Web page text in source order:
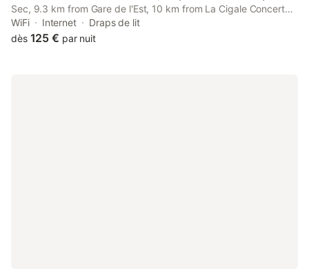
Sec, 9.3 km from Gare de l'Est, 10 km from La Cigale Concert
Hall, and 10 km from Pigalle Metro Station.
WiFi Internet
Draps de lit
dès 125 € par nuit